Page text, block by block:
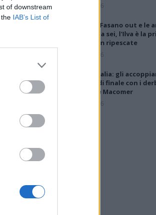
of downstream
IAB’s List of
6 Ago 2026
Anche il Fasano out e le
salgono a sei, l'Ilva è la
tra le non ripescate
5 Ago 2026
Coppa Italia: gli
16esimi di finale con i
Sassari e Macomer
5 Ago 2026